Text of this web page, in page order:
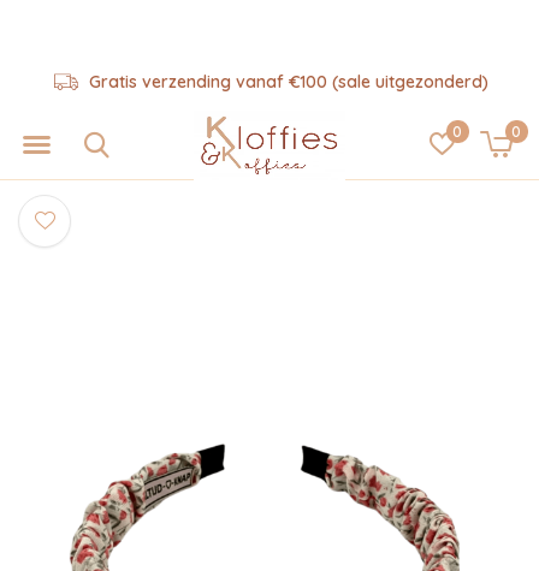
0 0
Gratis verzending vanaf €100 (sale uitgezonderd)